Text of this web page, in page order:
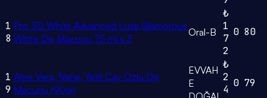
1
8
Pro 3D White Advanced Luxe Glamorous
White Diş Macunu 75 ml x 3
Oral-B
₺
1
7
2
0 80
1
9
Aloe Vera, Nane, Yeşil Çay Özlü Diş
Macunu (90gr)
EVVAH
E
₺
2
4
0 79